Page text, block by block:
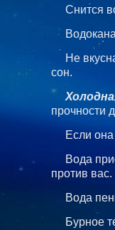
Снится
Не
сон.
прочности
Если
Вода
против вас.
Вода
Бурное